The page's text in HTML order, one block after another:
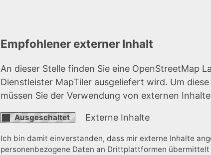
Empfohlener externer Inhalt
An dieser Stelle finden Sie eine OpenStreetMap
Dienstleister MapTiler ausgeliefert wird. Um
müssen Sie der Verwendung von externen
Externe Inhalte
Ich bin damit einverstanden, dass mir externe Inhalte
personenbezogene Daten an Drittplattformen übermittelt